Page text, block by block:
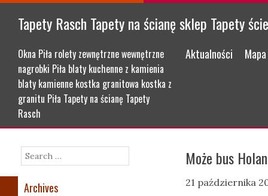
Tapety Rasch Tapety na ścianę sklep Tapety
Okna Piła rolety zewnętrzne wewnętrzne
nagrobki Piła blaty kuchenne z kamienia
blaty kamienne kostka granitowa kostka z
granitu Piła Tapety na ścianę Tapety
Rasch
Menu
Skip to content
Aktualności
Może bus
21 października
Search
Archives